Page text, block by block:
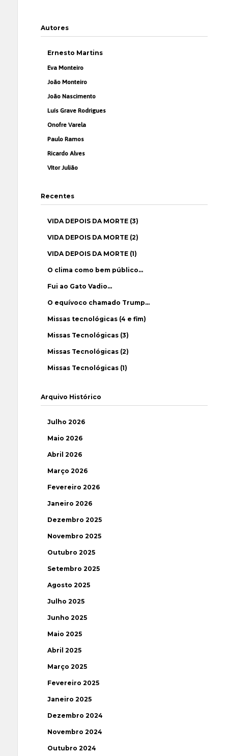
Autores
Ernesto Martins
Eva Monteiro
João Monteiro
João Nascimento
Luís Grave Rodrigues
Onofre Varela
Paulo Ramos
Ricardo Alves
Vítor Julião
Recentes
VIDA DEPOIS DA MORTE (3)
VIDA DEPOIS DA MORTE (2)
VIDA DEPOIS DA MORTE (1)
O clima como bem público…
Fui ao Gato Vadio…
O equívoco chamado Trump…
Missas tecnológicas (4 e fim)
Missas Tecnológicas (3)
Missas Tecnológicas (2)
Missas Tecnológicas (1)
Arquivo Histórico
Julho 2026
Maio 2026
Abril 2026
Março 2026
Fevereiro 2026
Janeiro 2026
Dezembro 2025
Novembro 2025
Outubro 2025
Setembro 2025
Agosto 2025
Julho 2025
Junho 2025
Maio 2025
Abril 2025
Março 2025
Fevereiro 2025
Janeiro 2025
Dezembro 2024
Novembro 2024
Outubro 2024